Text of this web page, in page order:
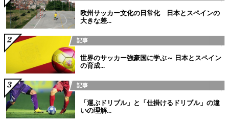
欧州サッカー文化の日常化 日本とスペインの
大きな差...
記事
世界のサッカー強豪国に学ぶ～ 日本とスペイン
の育成...
記事
「運ぶドリブル」と「仕掛けるドリブル」の違
いの理解...